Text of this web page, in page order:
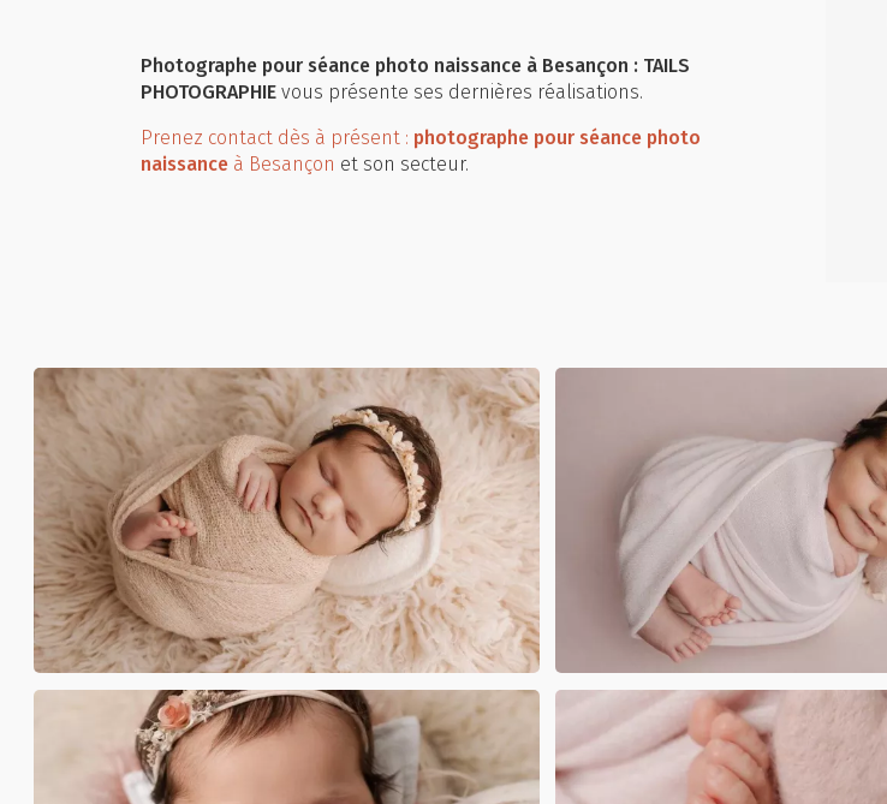
Photographe pour séance photo naissance à Besançon : TAILS
PHOTOGRAPHIE vous présente ses dernières réalisations.
Prenez contact dès à présent : photographe pour séance photo
naissance à Besançon et son secteur.